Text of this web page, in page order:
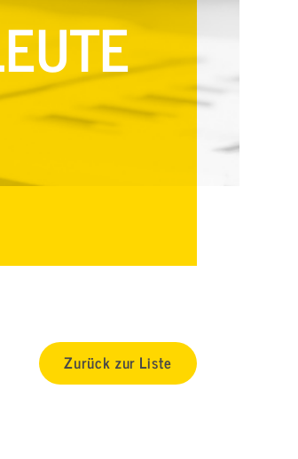
Zurück zur Liste